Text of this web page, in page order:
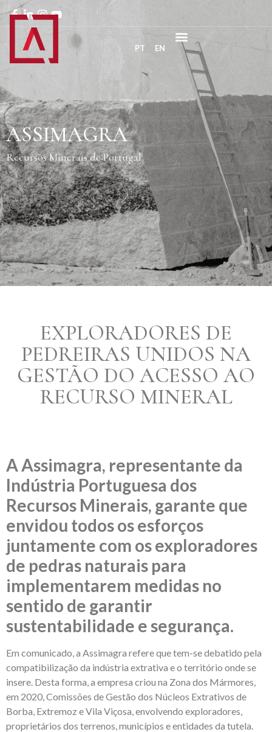
PT EN
ASSIMAGRA
Recursos Minerais de Portugal
EXPLORADORES DE
PEDREIRAS UNIDOS NA
GESTÃO DO ACESSO AO
RECURSO MINERAL
A Assimagra, representante da
Indústria Portuguesa dos
Recursos Minerais, garante que
envidou todos os esforços
juntamente com os exploradores
de pedras naturais para
implementarem medidas no
sentido de garantir
sustentabilidade e segurança.
Em comunicado, a Assimagra refere que tem-se debatido pela
compatibilização da indústria extrativa e o território onde se
insere. Desta forma, a empresa criou na Zona dos Mármores,
em 2020, Comissões de Gestão dos Núcleos Extrativos de
Borba, Extremoz e Vila Viçosa, envolvendo exploradores,
proprietários dos terrenos, municípios e entidades da tutela.